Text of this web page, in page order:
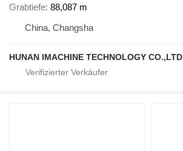
Grabtiefe 88,087 m
China, Changsha
HUNAN IMACHINE TECHNOLOGY CO.,LTD